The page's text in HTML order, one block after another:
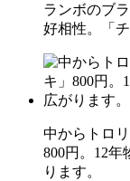
ランボのブ
好相性。「チ
中からトロ
800円。12
ります。